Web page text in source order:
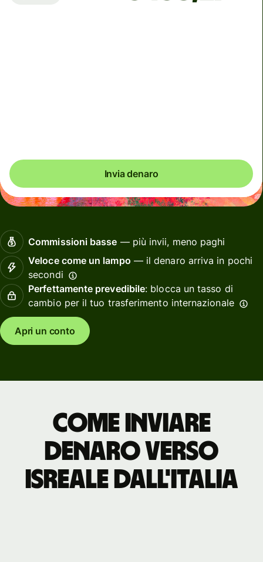
Invia denaro
Commissioni basse — più invii, meno paghi
Veloce come un lampo — il denaro arriva in pochi
secondi
Perfettamente prevedibile: blocca un tasso di
cambio per il tuo trasferimento internazionale
Apri un conto
Come inviare
denaro verso
Isreale dall'Italia